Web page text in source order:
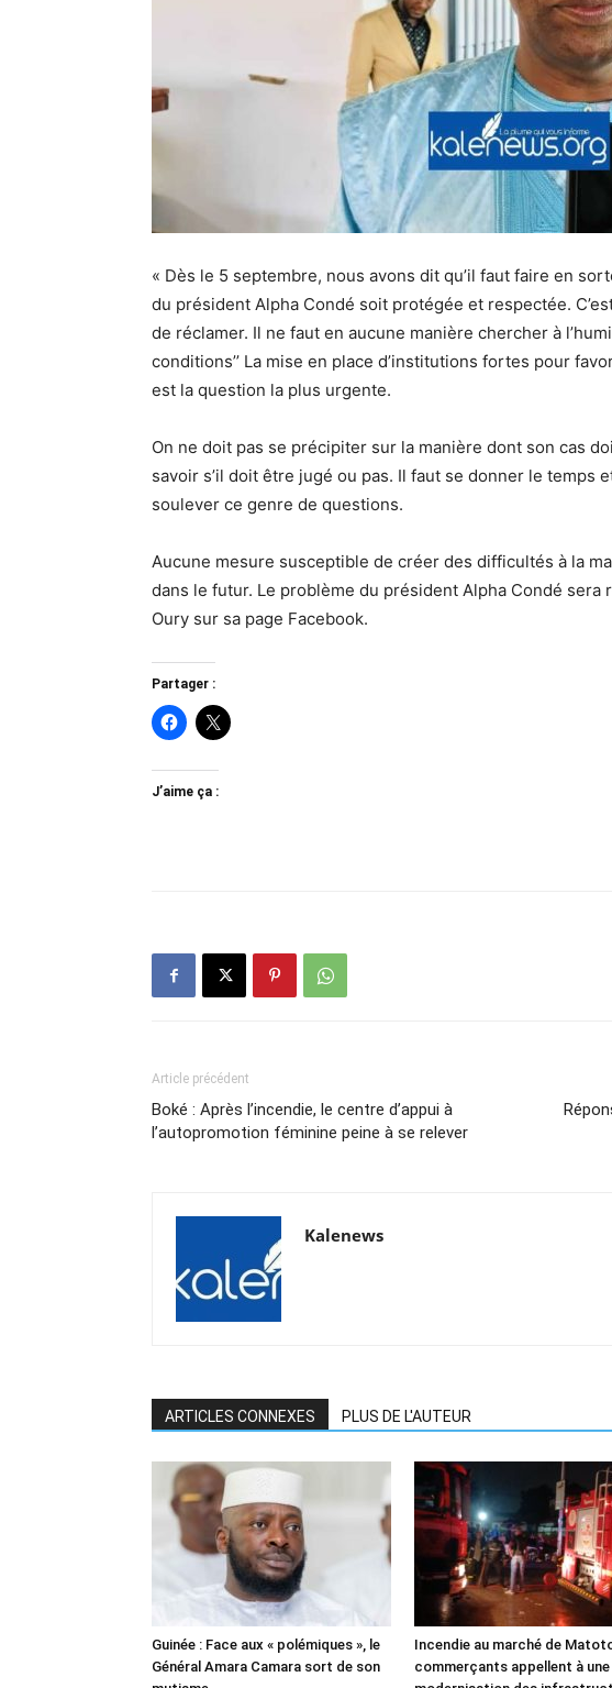
« Dès le 5 septembre, nous avons dit qu’il faut faire en
du président Alpha Condé soit protégée et respectée.
de réclamer. Il ne faut en aucune manière chercher à
conditions’’ La mise en place d’institutions fortes pour
est la question la plus urgente.
On ne doit pas se précipiter sur la manière dont son cas
savoir s’il doit être jugé ou pas. Il faut se donner le temps
soulever ce genre de questions.
Aucune mesure susceptible de créer des difficultés à la
dans le futur. Le problème du président Alpha Condé sera
Oury sur sa page Facebook.
Partager :
J’aime ça :
Article précédent
Boké : Après l’incendie, le centre d’appui à
l’autopromotion féminine peine à se relever
Kalenews
ARTICLES CONNEXES PLUS DE L'AUTEUR
Guinée : Face aux « polémiques », le
Général Amara Camara sort de son
Incendie au marché de
commerçants appellent à une